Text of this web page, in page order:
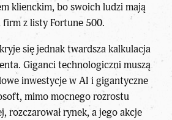
klienckim, bo swoich ludzi mają
firm z listy Fortune 500.
się jednak twardsza kalkulacja
Giganci technologiczni muszą
inwestycje w AI i gigantyczne
mimo mocnego rozrostu
rozczarował rynek, a jego akcje